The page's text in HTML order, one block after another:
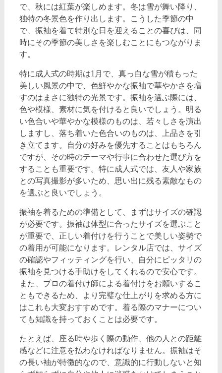
で、秋には紅葉が楽しめます。冬は雪が舞い降り、
独特の冬景色を作り出します。こうした季節の中
で、振袖を着て特別な日を迎えることの喜びは、同
時にその季節の美しさを楽しむことにもつながりま
す。
特に成人式の時期は1月で、真っ白な雪が積もった
美しい風景の中で、色鮮やかな振袖で華やかさを増
すのはまさに独特の光景です。振袖を選ぶ際には、
色や模様、素材に気を付けると良いでしょう。明る
い色合いや華やかな模様のものは、若々しさを演出
しますし、落ち着いた色合いのものは、上品さを引
き立てます。自分の好みを優先することはもちろん
ですが、その時のテーマや行事に合わせた選び方を
することも重要です。特に成人式では、友人や家族
との写真撮影が多いため、思い出に残る素敵なもの
を選ぶと良いでしょう。
振袖を着るための準備として、まずはサイズの確認
が必要です。振袖は体型に合ったサイズを選ぶこと
が重要で、正しい着付けを行うことで美しい姿勢で
の着用が可能になります。レンタル店では、サイズ
の確認やフィッティングを行い、自分にピッタリの
振袖を見つける手助けをしてくれるので安心です。
また、プロの着付け師による着付けをお願いするこ
ともできるため、より完璧な仕上がりを求める方に
はこれも大変おすすめです。着る際のマナーについ
ても知識を持っておくことは必要です。
たとえば、座る時や歩く際の動作、他の人との距離
感などに注意を払わなければなりません。振袖はそ
の長い袖が特徴的なので、意識的に行動しないと知